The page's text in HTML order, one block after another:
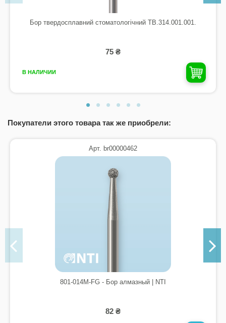
Бор твердосплавний стоматологічний TB.314.001.001.
75 ₴
В НАЛИЧИИ
Покупатели этого товара так же приобрели:
Арт. br00000462
801-014M-FG - Бор алмазный | NTI
82 ₴